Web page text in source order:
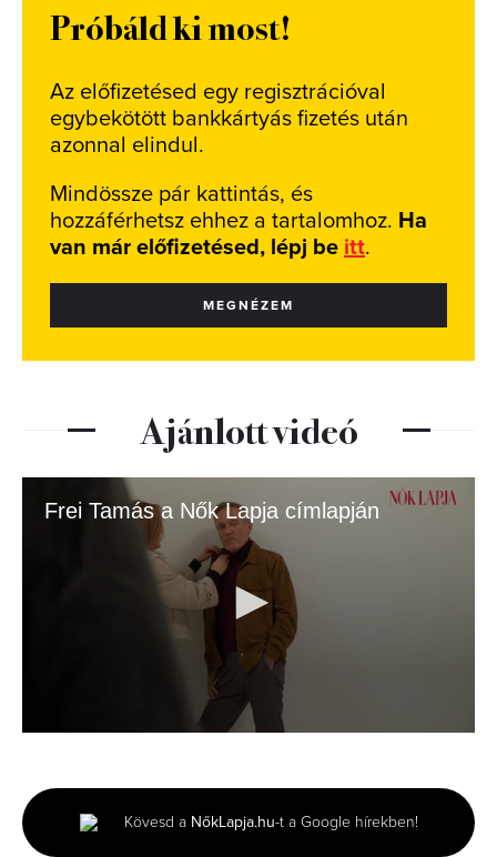
Próbáld ki most!
Az előfizetésed egy regisztrációval
egybekötött bankkártyás fizetés után
azonnal elindul.
Mindössze pár kattintás, és
hozzáférhetsz ehhez a tartalomhoz. Ha
van már előfizetésed, lépj be itt.
MEGNÉZEM
Ajánlott videó
Frei Tamás a Nők Lapja címlapján
minutes,
53
seconds
Kövesd a NőkLapja.hu-t a Google hírekben!